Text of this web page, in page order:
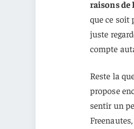
raisons de
que ce soit
juste
compte
Reste la
propose
sentir un